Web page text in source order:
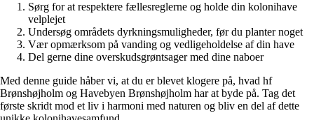
Sørg for at respektere fællesreglerne og holde din kolonihave
velplejet
Undersøg områdets dyrkningsmuligheder, før du planter noget
Vær opmærksom på vanding og vedligeholdelse af din have
Del gerne dine overskudsgrøntsager med dine naboer
Med denne guide håber vi, at du er blevet klogere på, hvad hf
Brønshøjholm og Havebyen Brønshøjholm har at byde på. Tag det
første skridt mod et liv i harmoni med naturen og bliv en del af dette